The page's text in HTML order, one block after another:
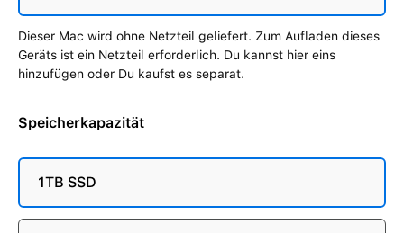
Dieser Mac wird ohne Netzteil geliefert. Zum Aufladen dieses
Geräts ist ein Netzteil erforderlich. Du kannst hier eins
hinzufügen oder Du kaufst es separat.
Speicherkapazität
1TB SSD